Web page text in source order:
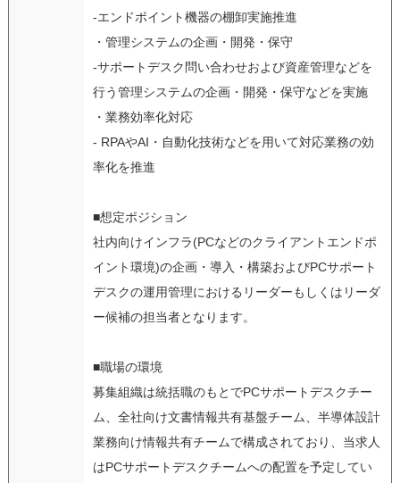
-エンドポイント機器の棚卸実施推進
・管理システムの企画・開発・保守
-サポートデスク問い合わせおよび資産管理などを
行う管理システムの企画・開発・保守などを実施
・業務効率化対応
- RPAやAI・自動化技術などを用いて対応業務の効
率化を推進
■想定ポジション
社内向けインフラ(PCなどのクライアントエンドポ
イント環境)の企画・導入・構築およびPCサポート
デスクの運用管理におけるリーダーもしくはリーダ
ー候補の担当者となります。
■職場の環境
募集組織は統括職のもとでPCサポートデスクチー
ム、全社向け文書情報共有基盤チーム、半導体設計
業務向け情報共有チームで構成されており、当求人
はPCサポートデスクチームへの配置を予定してい